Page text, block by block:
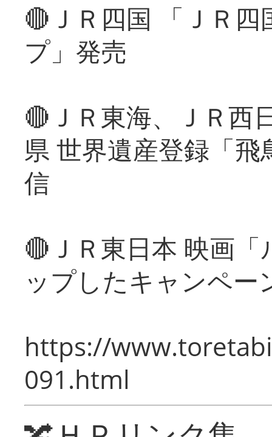
🔴ＪＲ四国 「ＪＲ
プ」発売
🔴ＪＲ東海、ＪＲ西
県 世界遺産登録「
信
🔴ＪＲ東日本 映画
ップしたキャンペー
https://
091.html